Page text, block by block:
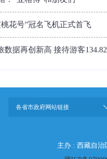
花号”冠名飞机正式首飞
数据再创新高 接待游客
各省市政府网站链接
主办 : 西藏自治